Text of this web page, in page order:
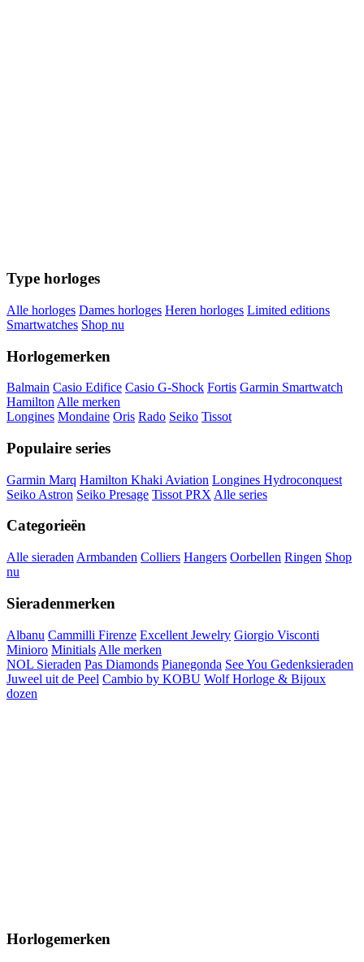
Type horloges
Alle horloges Dames horloges Heren horloges Limited editions
Smartwatches Shop nu
Horlogemerken
Balmain Casio Edifice Casio G-Shock Fortis Garmin Smartwatch
Hamilton Alle merken
Longines Mondaine Oris Rado Seiko Tissot
Populaire series
Garmin Marq Hamilton Khaki Aviation Longines Hydroconquest
Seiko Astron Seiko Presage Tissot PRX Alle series
Categorieën
Alle sieraden Armbanden Colliers Hangers Oorbellen Ringen Shop
nu
Sieradenmerken
Albanu Cammilli Firenze Excellent Jewelry Giorgio Visconti
Minioro Minitials Alle merken
NOL Sieraden Pas Diamonds Pianegonda See You Gedenksieraden
Juweel uit de Peel Cambio by KOBU Wolf Horloge & Bijoux
dozen
Horlogemerken